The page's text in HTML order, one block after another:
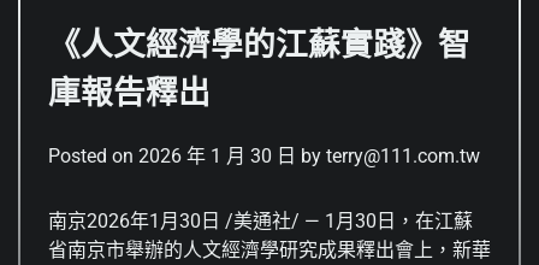
《人文經濟學的江蘇實踐》智
庫報告釋出
Posted on 2026 年 1 月 30 日 by terry@111.com.tw
南京2026年1月30日 /美通社/ — 1月30日，在江蘇
省南京市舉辦的人文經濟學研究成果釋出會上，新華